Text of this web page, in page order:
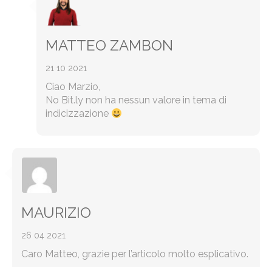
MATTEO ZAMBON
21 10 2021
Ciao Marzio,
No Bit.ly non ha nessun valore in tema di
indicizzazione
MAURIZIO
26 04 2021
Caro Matteo, grazie per l’articolo molto esplicativo.